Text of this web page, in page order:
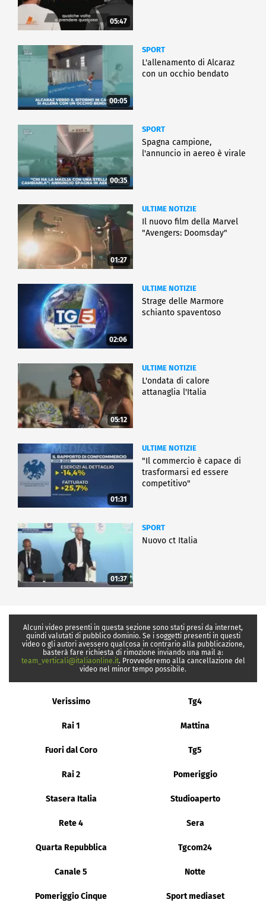
05:47
00:05
SPORT
L'allenamento di Alcaraz
con un occhio bendato
00:35
SPORT
Spagna campione,
l'annuncio in aereo è virale
01:27
ULTIME NOTIZIE
Il nuovo film della Marvel
"Avengers: Doomsday"
02:06
ULTIME NOTIZIE
Strage delle Marmore
schianto spaventoso
05:12
ULTIME NOTIZIE
L'ondata di calore
attanaglia l'Italia
01:31
ULTIME NOTIZIE
"Il commercio è capace di
trasformarsi ed essere
competitivo"
01:37
SPORT
Nuovo ct Italia
Alcuni video presenti in questa sezione sono stati presi da internet,
quindi valutati di pubblico dominio. Se i soggetti presenti in questi
video o gli autori avessero qualcosa in contrario alla pubblicazione,
basterà fare richiesta di rimozione inviando una mail a:
team_verticali@italiaonline.it. Provvederemo alla cancellazione del
video nel minor tempo possibile.
Verissimo Tg4
Rai 1 Mattina
Fuori dal Coro Tg5
Rai 2 Pomeriggio
Stasera Italia Studioaperto
Rete 4 Sera
Quarta Repubblica Tgcom24
Canale 5 Notte
Pomeriggio Cinque Sport mediaset